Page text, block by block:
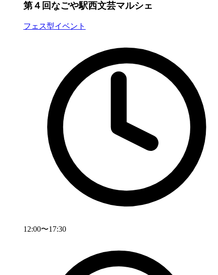
第４回なごや駅西文芸マルシェ
フェス型イベント
12:00〜17:30